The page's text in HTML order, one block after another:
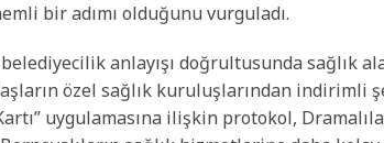
bir adımı olduğunu vurguladı.
anlayışı doğrultusunda sağlık
özel sağlık kuruluşlarından indirimli
uygulamasına ilişkin protokol,